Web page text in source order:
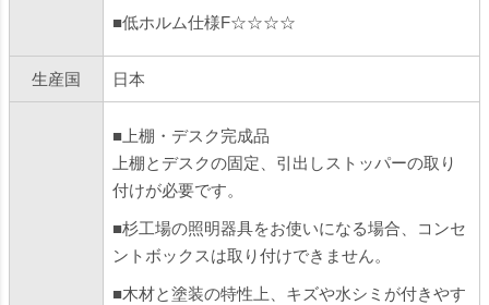
■低ホルム仕様F☆☆☆☆
生産国 日本
■上棚・デスク完成品
上棚とデスクの固定、引出しストッパーの取り
付けが必要です。
■杉工場の照明器具をお使いになる場合、コンセ
ントボックスは取り付けできません。
■木材と塗装の特性上、キズや水シミが付きやす